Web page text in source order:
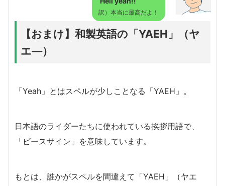
訳）本当に最高だよ！
【おまけ】和製英語の「YAEH」（ヤ
エ―）
「Yeah」とはスペルが少しことなる「YAEH」。
日本語のライダーたちに使われている挨拶用語で、
「ピースサイン」を意味しています。
もとは、誰かがスペルを間違えて「YAEH」（ヤエ